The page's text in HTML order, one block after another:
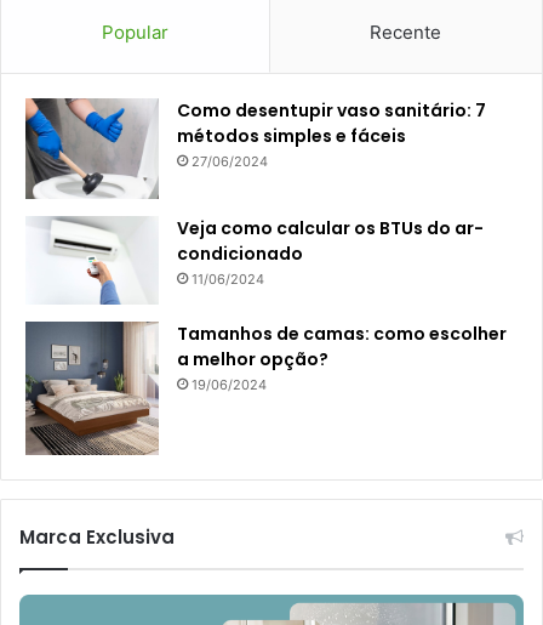
Popular Recente
Como desentupir vaso sanitário: 7
métodos simples e fáceis
27/06/2024
Veja como calcular os BTUs do ar-
condicionado
11/06/2024
Tamanhos de camas: como escolher
a melhor opção?
19/06/2024
Marca Exclusiva